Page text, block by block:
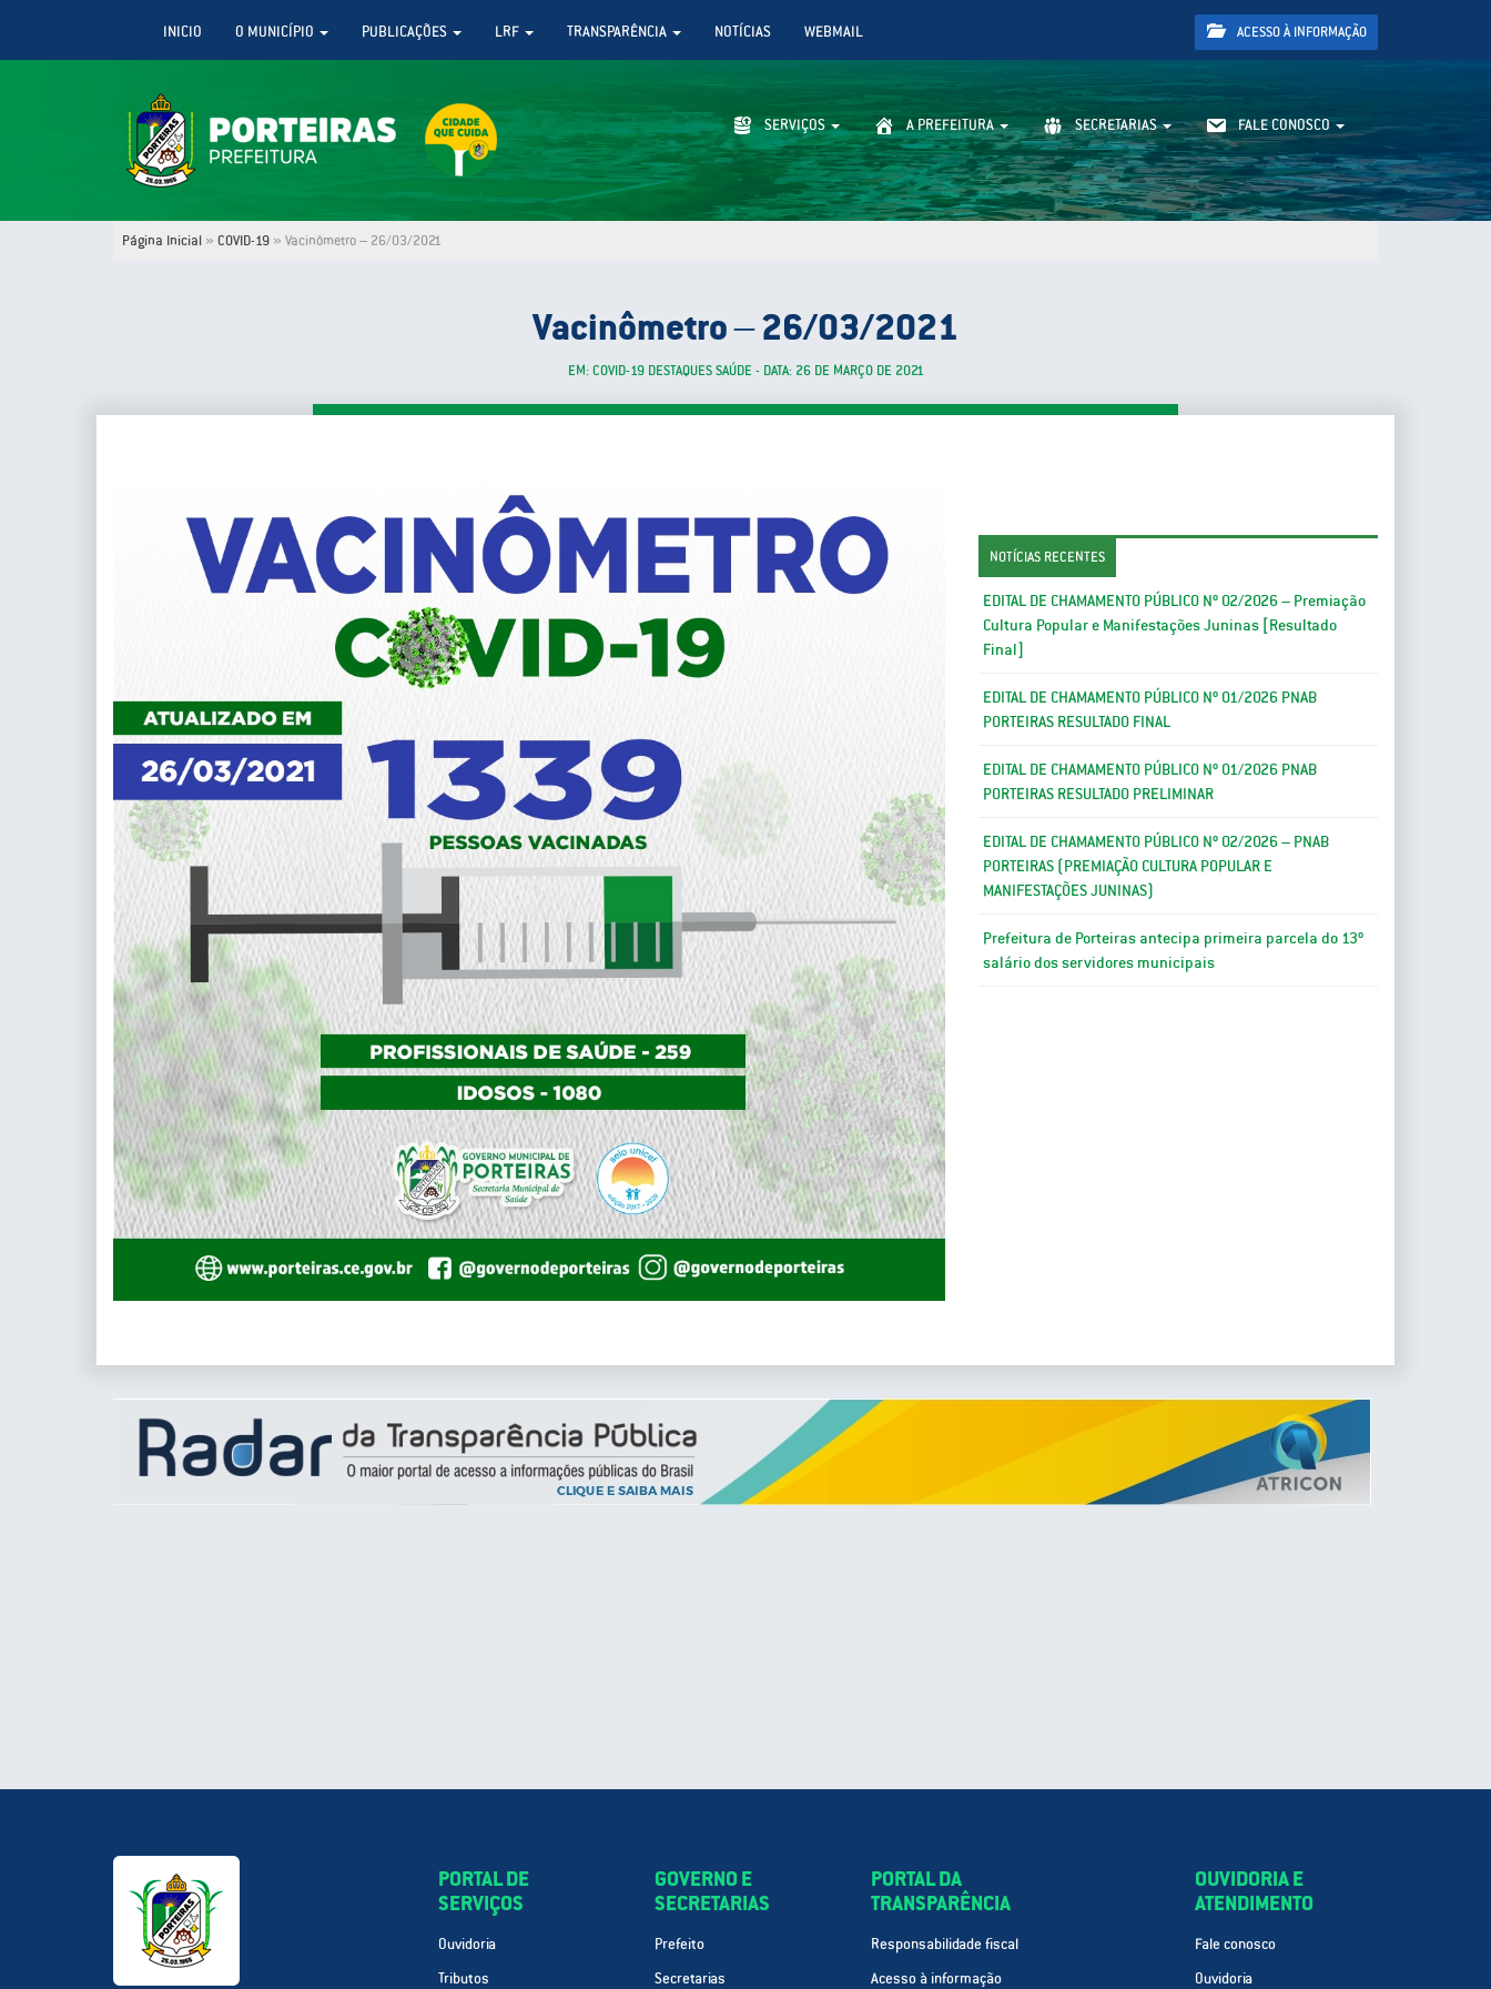
INICIO O MUNICÍPIO PUBLICAÇÕES LRF TRANSPARÊNCIA NOTÍCIAS WEBMAIL ACESSO À INFORMAÇÃO
SERVIÇOS A PREFEITURA SECRETARIAS FALE CONOSCO
Página Inicial » COVID-19 » Vacinômetro – 26/03/2021
Vacinômetro – 26/03/2021
EM: COVID-19 DESTAQUES SAÚDE - DATA: 26 DE MARÇO DE 2021
NOTÍCIAS RECENTES
EDITAL DE CHAMAMENTO PÚBLICO Nº 02/2026 – Premiação
Cultura Popular e Manifestações Juninas [Resultado
Final]
EDITAL DE CHAMAMENTO PÚBLICO Nº 01/2026 PNAB
PORTEIRAS RESULTADO FINAL
EDITAL DE CHAMAMENTO PÚBLICO Nº 01/2026 PNAB
PORTEIRAS RESULTADO PRELIMINAR
EDITAL DE CHAMAMENTO PÚBLICO Nº 02/2026 – PNAB
PORTEIRAS (PREMIAÇÃO CULTURA POPULAR E
MANIFESTAÇÕES JUNINAS)
Prefeitura de Porteiras antecipa primeira parcela do 13º
salário dos servidores municipais
PORTAL DE
SERVIÇOS
Ouvidoria
Tributos
GOVERNO E
SECRETARIAS
Prefeito
Secretarias
PORTAL DA
TRANSPARÊNCIA
Responsabilidade fiscal
Acesso à informação
OUVIDORIA E
ATENDIMENTO
Fale conosco
Ouvidoria